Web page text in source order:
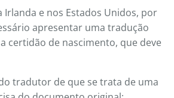
Irlanda e nos Estados Unidos, por
apresentar uma tradução
certidão de nascimento, que deve
tradutor de que se trata de uma